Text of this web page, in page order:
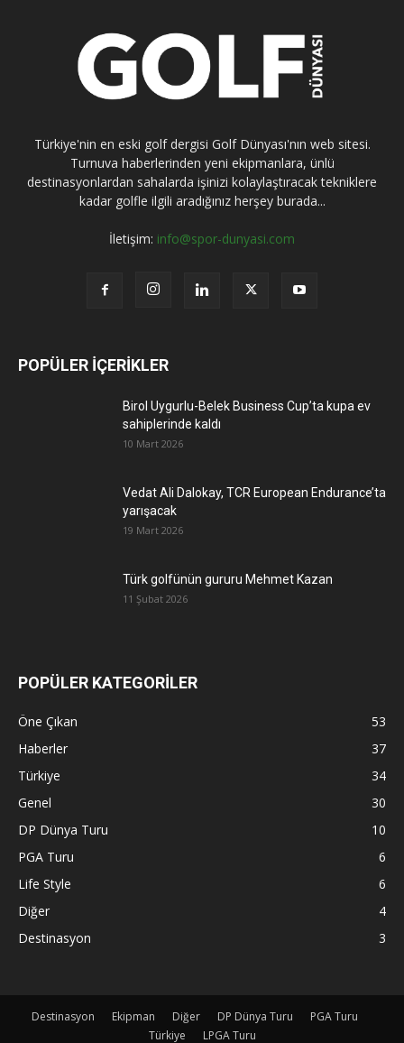
Türkiye'nin en eski golf dergisi Golf Dünyası'nın web sitesi.
Turnuva haberlerinden yeni ekipmanlara, ünlü
destinasyonlardan sahalarda işinizi kolaylaştıracak tekniklere
kadar golfle ilgili aradığınız herşey burada...
İletişim: info@spor-dunyasi.com
POPÜLER İÇERİKLER
Birol Uygurlu-Belek Business Cup’ta kupa ev
sahiplerinde kaldı
10 Mart 2026
Vedat Ali Dalokay, TCR European Endurance’ta
yarışacak
19 Mart 2026
Türk golfünün gururu Mehmet Kazan
11 Şubat 2026
POPÜLER KATEGORİLER
Öne Çıkan
53
Haberler
37
Türkiye
34
Genel
30
DP Dünya Turu
10
PGA Turu
6
Life Style
6
Diğer
4
Destinasyon
3
Destinasyon Ekipman Diğer DP Dünya Turu
PGA Turu
Türkiye
LPGA Turu